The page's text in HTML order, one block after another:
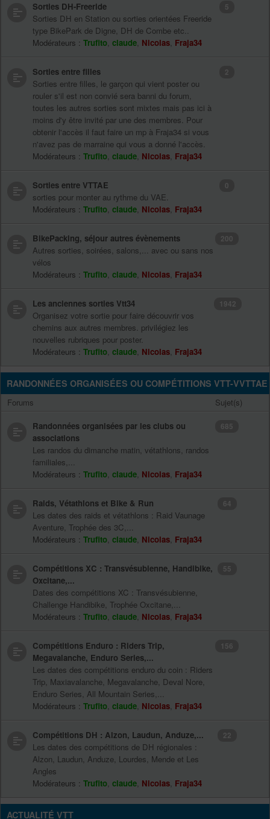
Sorties DH-Freeride
Sorties DH en Station ou sorties orientées Freeride
type BikePark de Digne, DH de Combe etc..
Modérateurs : Trufito, claude, Nicolas, Fraja34
5
Sorties entre filles
Sorties entre filles, le garçon qui vient poster ou
rouler s'il est non convié sera banni du forum,
toutes les autres sorties sont mixtes mais pas ici à
moins d'y être invité par une des membres. Pour
obtenir l'accès il faut faire un mp à Fraja34 si vous
n'avez pas de marraine qui vous a donné l'accès.
Modérateurs : Trufito, claude, Nicolas, Fraja34
2
Sorties entre VTTAE
sorties pour monter au rythme du VAE.
Modérateurs : Trufito, claude, Nicolas, Fraja34
0
BikePacking, séjour autres évènements
Autres sorties, soirées, salons,... avec ou sans nos
vélos
Modérateurs : Trufito, claude, Nicolas, Fraja34
200
Les anciennes sorties Vtt34
Organisez votre sortie pour faire découvrir vos
chemins aux autres membres. privilégiez les
nouvelles rubriques pour poster.
Modérateurs : Trufito, claude, Nicolas, Fraja34
1942
RANDONNÉES ORGANISÉES OU COMPÉTITIONS VTT-VVTTAE
Forums Sujet(s)
Randonnées organisées par les clubs ou
associations
Les randos du dimanche matin, vétathlons, randos
familiales,...
Modérateurs : Trufito, claude, Nicolas, Fraja34
685
Raids, Vétathlons et Bike & Run
Les dates des raids et vétathlons : Raid Vaunage
Aventure, Trophée des 3C,...
Modérateurs : Trufito, claude, Nicolas, Fraja34
64
Compétitions XC : Transvésubienne, Handibike,
Oxcitane,...
Dates des compétitions XC : Transvésubienne,
Challenge Handibike, Trophée Oxcitane,...
Modérateurs : Trufito, claude, Nicolas, Fraja34
55
Compétitions Enduro : Riders Trip,
Megavalanche, Enduro Series,...
Les dates des compétitions enduro du coin : Riders
Trip, Maxiavalanche, Megavalanche, Deval Nore,
Enduro Series, All Mountain Series,...
Modérateurs : Trufito, claude, Nicolas, Fraja34
156
Compétitions DH : Alzon, Laudun, Anduze,...
Les dates des compétitions de DH régionales :
Alzon, Laudun, Anduze, Lourdes, Mende et Les
Angles
Modérateurs : Trufito, claude, Nicolas, Fraja34
22
ACTUALITÉ VTT